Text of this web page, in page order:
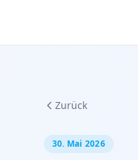
Zurück
30. Mai 2026